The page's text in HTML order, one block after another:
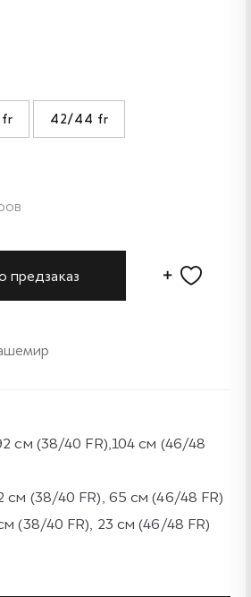
42/44 fr
предзаказ
см (38/40 FR),104 см (46/48
см (38/40 FR), 65 см (46/48 FR)
(38/40 FR), 23 см (46/48 FR)